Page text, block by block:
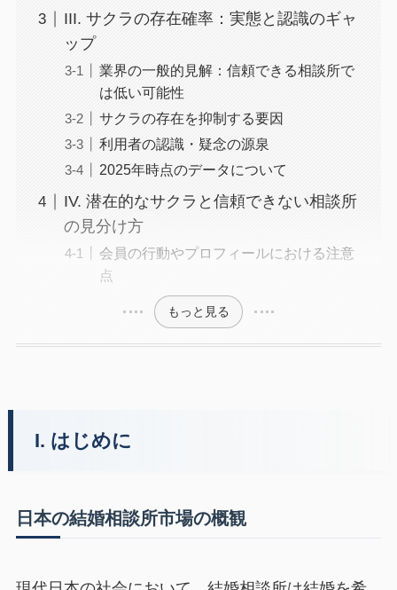
III. サクラの存在確率：実態と認識のギャ
ップ
業界の一般的見解：信頼できる相談所で
は低い可能性
サクラの存在を抑制する要因
利用者の認識・疑念の源泉
2025年時点のデータについて
IV. 潜在的なサクラと信頼できない相談所
の見分け方
会員の行動やプロフィールにおける注意
点
もっと見る
I. はじめに
日本の結婚相談所市場の概観